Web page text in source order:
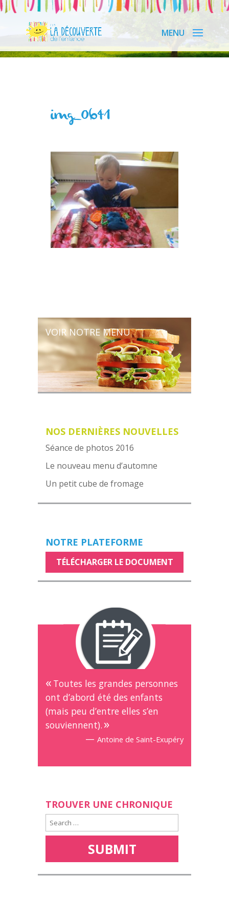
img_0641
VOIR NOTRE MENU
NOS DERNIÈRES NOUVELLES
Séance de photos 2016
Le nouveau menu d’automne
Un petit cube de fromage
NOTRE PLATEFORME
TÉLÉCHARGER LE DOCUMENT
Toutes les grandes personnes
ont d’abord été des enfants
(mais peu d’entre elles s’en
souviennent).
— Antoine de Saint-Exupéry
TROUVER UNE CHRONIQUE